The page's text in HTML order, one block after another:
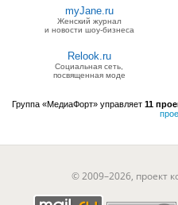
myJane.ru
Женский журнал
и новости шоу-бизнеса
Relook.ru
Социальная сеть,
посвященная моде
Группа «МедиаФорт» управляет 11
© 2009–2026, проект